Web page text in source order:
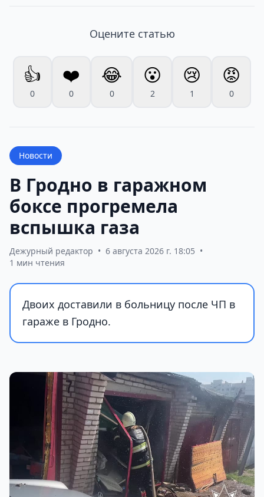
Оцените статью
👍
0
❤️
0
😂
0
😮
2
😢
1
😡
0
Новости
В Гродно в гаражном
боксе прогремела
вспышка газа
Дежурный редактор • 6 августа 2026 г. 18:05 •
1 мин чтения
Двоих доставили в больницу после ЧП в
гараже в Гродно.